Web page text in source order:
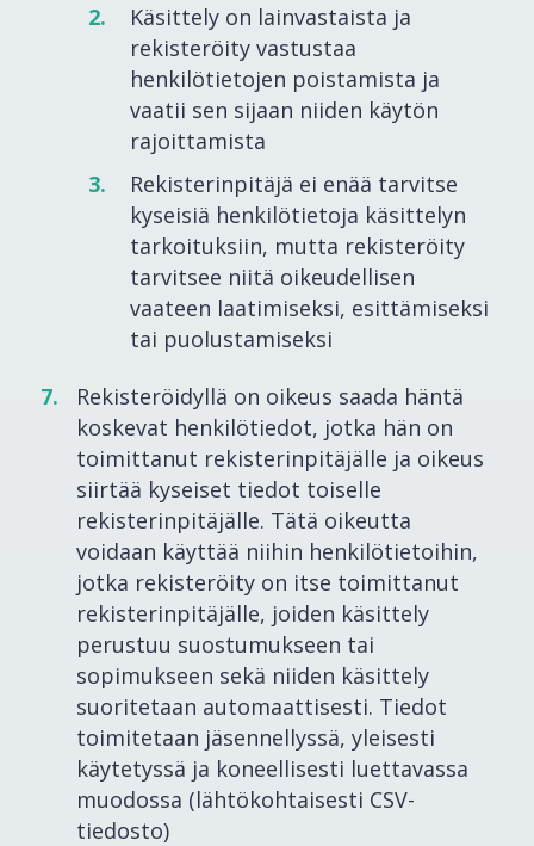
Käsittely on lainvastaista ja
rekisteröity vastustaa
henkilötietojen poistamista ja
vaatii sen sijaan niiden käytön
rajoittamista
Rekisterinpitäjä ei enää tarvitse
kyseisiä henkilötietoja käsittelyn
tarkoituksiin, mutta rekisteröity
tarvitsee niitä oikeudellisen
vaateen laatimiseksi, esittämiseksi
tai puolustamiseksi
Rekisteröidyllä on oikeus saada häntä
koskevat henkilötiedot, jotka hän on
toimittanut rekisterinpitäjälle ja oikeus
siirtää kyseiset tiedot toiselle
rekisterinpitäjälle. Tätä oikeutta
voidaan käyttää niihin henkilötietoihin,
jotka rekisteröity on itse toimittanut
rekisterinpitäjälle, joiden käsittely
perustuu suostumukseen tai
sopimukseen sekä niiden käsittely
suoritetaan automaattisesti. Tiedot
toimitetaan jäsennellyssä, yleisesti
käytetyssä ja koneellisesti luettavassa
muodossa (lähtökohtaisesti CSV-
tiedosto)